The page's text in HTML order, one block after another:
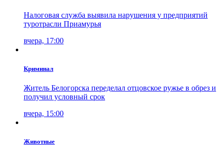
Налоговая служба выявила нарушения у предприятий
туротрасли Приамурья
вчера, 17:00
Криминал
Житель Белогорска переделал отцовское ружье в обрез и
получил условный срок
вчера, 15:00
Животные